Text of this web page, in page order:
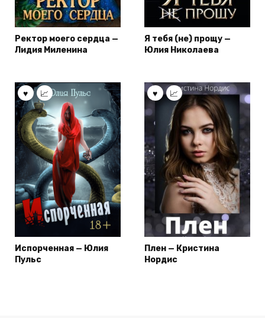
Ректор моего сердца —
Лидия Миленина
Я тебя (не) прощу —
Юлия Николаева
Испорченная — Юлия
Пульс
Плен — Кристина
Нордис